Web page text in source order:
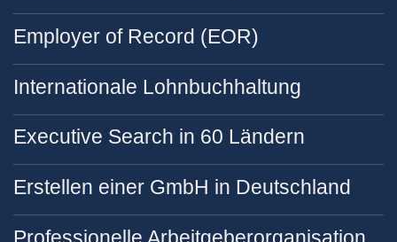
Employer of Record (EOR)
Internationale Lohnbuchhaltung
Executive Search in 60 Ländern
Erstellen einer GmbH in Deutschland